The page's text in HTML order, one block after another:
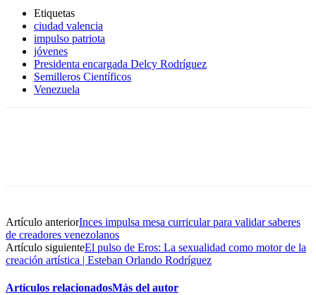
Compartir
Etiquetas
ciudad valencia
impulso patriota
jóvenes
Presidenta encargada Delcy Rodríguez
Semilleros Científicos
Venezuela
Artículo anteriorInces impulsa mesa curricular para validar saberes
de creadores venezolanos
Artículo siguienteEl pulso de Eros: La sexualidad como motor de la
creación artística | Esteban Orlando Rodríguez
Artículos relacionadosMás del autor